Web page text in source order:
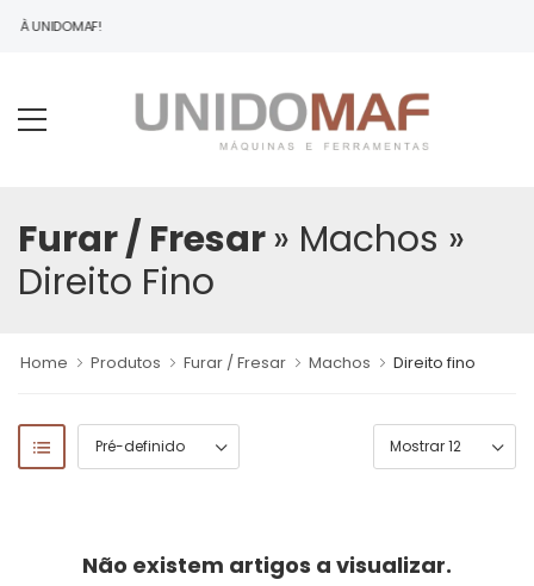
À UNIDOMAF!
Furar / Fresar» Machos »
Direito Fino
Home Produtos Furar / Fresar Machos Direito fino
Não existem artigos a visualizar.